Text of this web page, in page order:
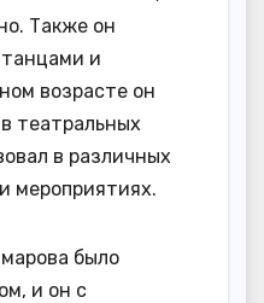
Также он
и
возрасте он
театральных
в различных
мероприятиях.
было
и он с